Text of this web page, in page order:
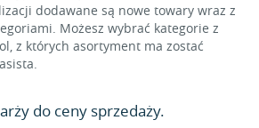
dodawane są nowe towary wraz z
Możesz wybrać kategorie z
z których asortyment ma zostać
do ceny sprzedaży.